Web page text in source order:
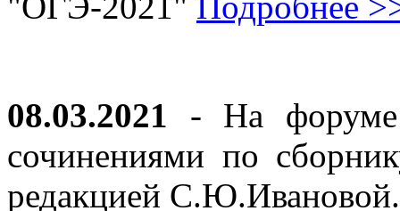
08.03.2021 - На форуме
сочинениями по
редакцией